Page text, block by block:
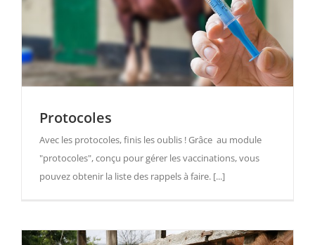
protocoles"
Protocoles
Avec les protocoles, finis les oublis ! Grâce au module
"protocoles", conçu pour gérer les vaccinations, vous
pouvez obtenir la liste des rappels à faire. [...]